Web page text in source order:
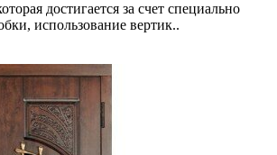
достигается за счет специально
использование вертик..